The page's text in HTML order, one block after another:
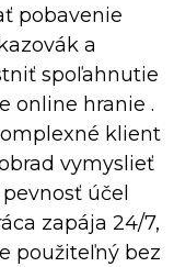
pobavenie
a
spoľahnutie
online hranie .
klient
vymyslieť
účel
zapája 24/7,
použiteľný bez